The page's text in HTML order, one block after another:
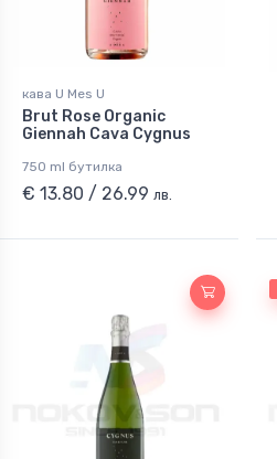
кава U Mes U
Brut Rose Organic
Giennah Cava Cygnus
750 ml бутилка
€ 13.80 / 26.99 лв.